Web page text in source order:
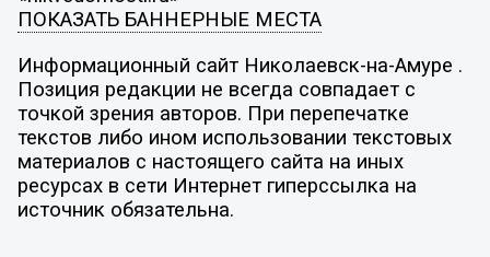
ПОКАЗАТЬ БАННЕРНЫЕ МЕСТА
Информационный сайт Николаевск-на-Амуре .
Позиция редакции не всегда совпадает с
точкой зрения авторов. При перепечатке
текстов либо ином использовании текстовых
материалов с настоящего сайта на иных
ресурсах в сети Интернет гиперссылка на
источник обязательна.